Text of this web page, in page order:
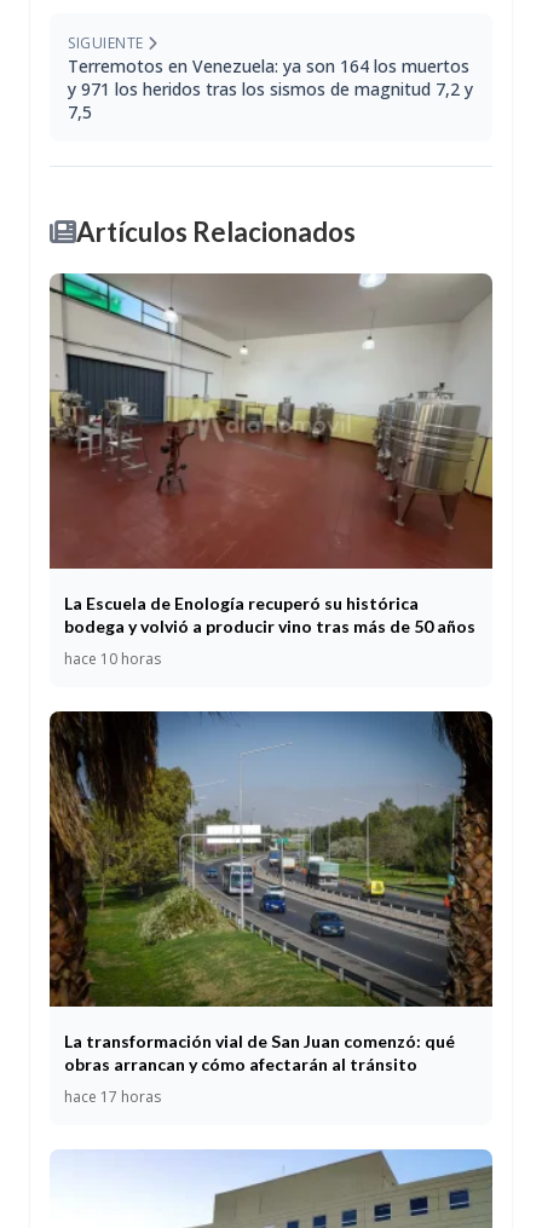
SIGUIENTE
Terremotos en Venezuela: ya son 164 los muertos
y 971 los heridos tras los sismos de magnitud 7,2 y
7,5
Artículos Relacionados
La Escuela de Enología recuperó su histórica
bodega y volvió a producir vino tras más de 50 años
hace 10 horas
La transformación vial de San Juan comenzó: qué
obras arrancan y cómo afectarán al tránsito
hace 17 horas